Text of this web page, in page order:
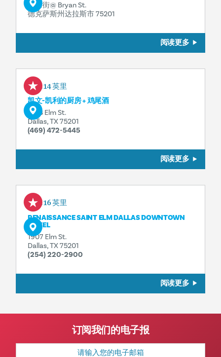
珍珠街@ Bryan St.
德克萨斯州达拉斯市 75201
阅读更多
0.14 英里
凯文-凯利的厨房 + 鸡尾酒
1933 Elm St.
Dallas, TX 75201
(469) 472-5445
阅读更多
0.16 英里
RENAISSANCE SAINT ELM DALLAS DOWNTOWN
HOTEL
1907 Elm St.
Dallas, TX 75201
(254) 220-2900
阅读更多
订阅我们的电子报
电